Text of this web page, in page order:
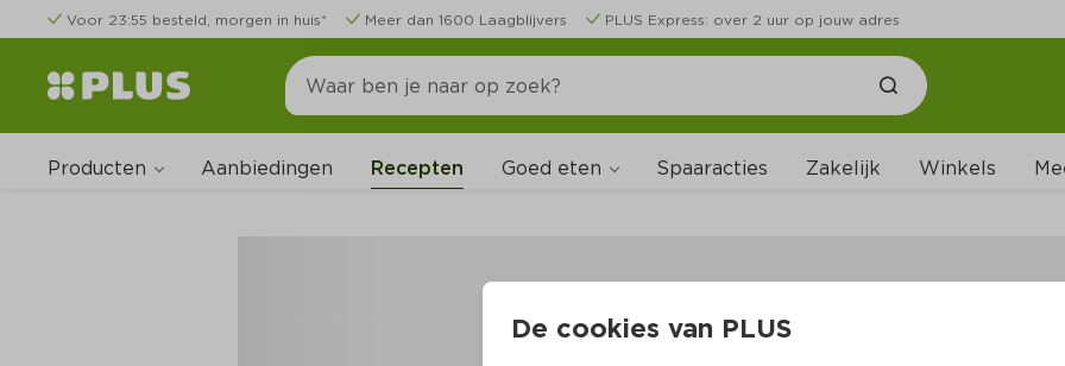
Voor 23:55 besteld, morgen in huis* Meer dan 1600 Laagblijvers PLUS Express: over 2 uur op jouw adres
Producten Aanbiedingen Recepten Goed eten Spaaracties Zakelijk Winkels
De cookies van PLUS